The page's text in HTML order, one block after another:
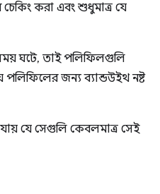
করা এবং শুধুমাত্র যে
ঘটে, তাই পলিফিলগুলি
জন্য ব্যান্ডউইথ নষ্ট
যে সেগুলি কেবলমাত্র সেই